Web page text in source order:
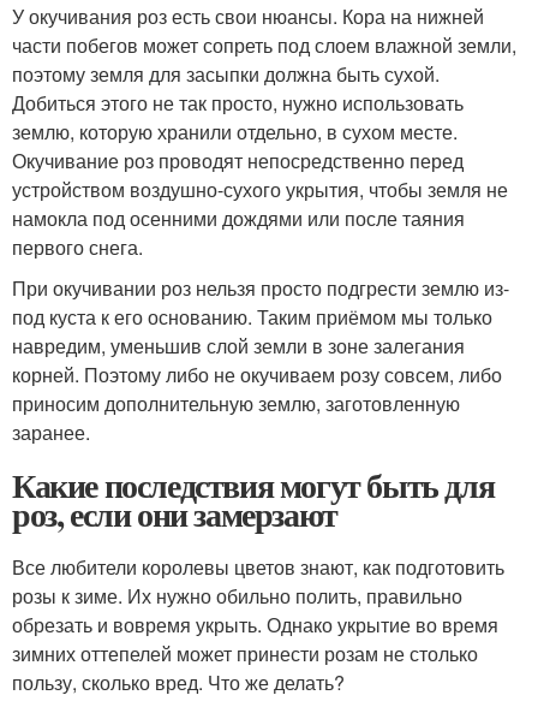
У окучивания роз есть свои нюансы. Кора на нижней
части побегов может сопреть под слоем влажной земли,
поэтому земля для засыпки должна быть сухой.
Добиться этого не так просто, нужно использовать
землю, которую хранили отдельно, в сухом месте.
Окучивание роз проводят непосредственно перед
устройством воздушно-сухого укрытия, чтобы земля не
намокла под осенними дождями или после таяния
первого снега.
При окучивании роз нельзя просто подгрести землю из-
под куста к его основанию. Таким приёмом мы только
навредим, уменьшив слой земли в зоне залегания
корней. Поэтому либо не окучиваем розу совсем, либо
приносим дополнительную землю, заготовленную
заранее.
Какие последствия могут быть для
роз, если они замерзают
Все любители королевы цветов знают, как подготовить
розы к зиме. Их нужно обильно полить, правильно
обрезать и вовремя укрыть. Однако укрытие во время
зимних оттепелей может принести розам не столько
пользу, сколько вред. Что же делать?